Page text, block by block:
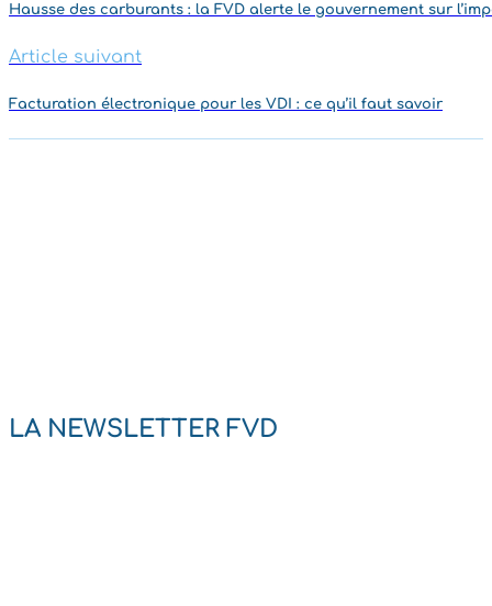
Hausse des carburants : la FVD alerte le gouvernement sur
Article suivant
Facturation électronique pour les VDI : ce qu’il faut savoir
LA NEWSLETTER FVD